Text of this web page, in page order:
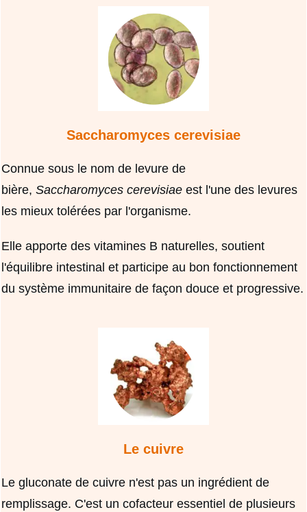
Saccharomyces cerevisiae
Connue sous le nom de levure de
bière, Saccharomyces cerevisiae est l'une des levures
les mieux tolérées par l'organisme.
Elle apporte des vitamines B naturelles, soutient
l'équilibre intestinal et participe au bon fonctionnement
du système immunitaire de façon douce et progressive.
Le cuivre
Le gluconate de cuivre n'est pas un ingrédient de
remplissage. C'est un cofacteur essentiel de plusieurs